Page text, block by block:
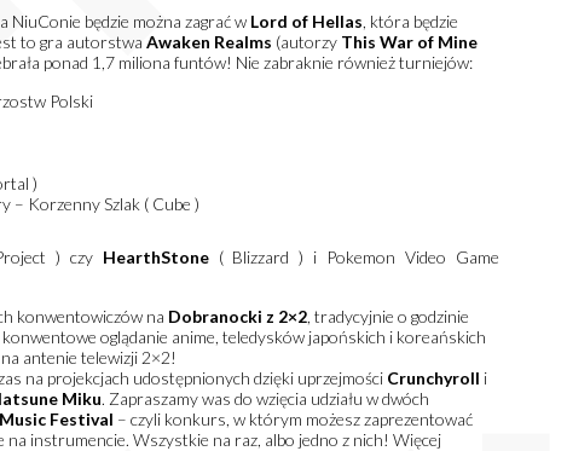
NiuConie będzie można zagrać w Lord of Hellas, która będzie
to gra autorstwa Awaken Realms (autorzy This War of Mine
ponad 1,7 miliona funtów! Nie zabraknie również turniejów:
Polski
)
– Korzenny Szlak ( Cube )
) czy HearthStone( Blizzard ) i Pokemon Video Game
konwentowiczów na Dobranocki z 2×2, tradycyjnie o godzinie
oglądanie anime, teledysków japońskich i koreańskich
antenie telewizji 2×2!
na projekcjach udostępnionych dzięki uprzejmości Crunchyroll i
Miku. Zapraszamy was do wzięcia udziału w dwóch
Festival – czyli konkurs, w którym możesz zaprezentować
instrumencie. Wszystkie na raz, albo jedno z nich! Więcej